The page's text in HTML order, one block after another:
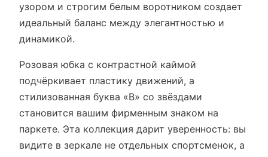
узором и строгим белым воротником создает
идеальный баланс между элегантностью и
динамикой.
Розовая юбка с контрастной каймой
подчёркивает пластику движений, а
стилизованная буква «B» со звёздами
становится вашим фирменным знаком на
паркете. Эта коллекция дарит уверенность: вы
видите в зеркале не отдельных спортсменок, а